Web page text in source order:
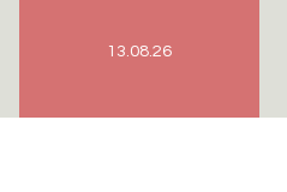
13.08.26